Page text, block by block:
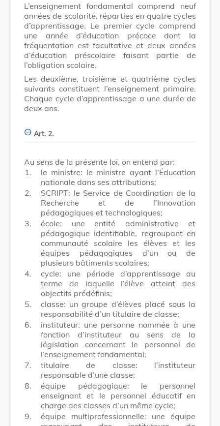
L’enseignement fondamental comprend neuf
années de scolarité, réparties en quatre cycles
d’apprentissage. Le premier cycle comprend
une année d’éducation précoce dont la
fréquentation est facultative et deux années
d’éducation préscolaire faisant partie de
l’obligation scolaire.
Les deuxième, troisième et quatrième cycles
suivants constituent l’enseignement primaire.
Chaque cycle d’apprentissage a une durée de
deux ans.
Art. 2.
Au sens de la présente loi, on entend par:
1.
le ministre: le ministre ayant l’Éducation
nationale dans ses attributions;
2.
SCRIPT: le Service de Coordination de la
Recherche et de l’Innovation
pédagogiques et technologiques;
3.
école: une entité administrative et
pédagogique identifiable, regroupant en
communauté scolaire les élèves et les
équipes pédagogiques d’un ou de
plusieurs bâtiments scolaires;
4.
cycle: une période d’apprentissage au
terme de laquelle l’élève atteint des
objectifs prédéfinis;
5.
classe: un groupe d’élèves placé sous la
responsabilité d’un titulaire de classe;
6.
instituteur: une personne nommée à une
fonction d’instituteur au sens de la
législation concernant le personnel de
l’enseignement fondamental;
7.
titulaire de classe: l’instituteur
responsable d’une classe;
8.
équipe pédagogique: le personnel
enseignant et le personnel éducatif en
charge des classes d’un même cycle;
9.
équipe multiprofessionnelle: une équipe